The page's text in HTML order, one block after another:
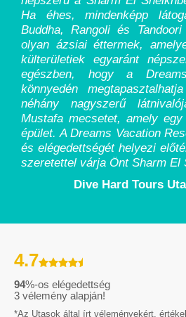
Ha éhes, mindenképp
Buddha, Rangoli és
olyan ázsiai éttermek,
külterületiek egyaránt
egészben, hogy a
könnyedén
néhány nagyszerű
Mustafa mecsetet, amely
épület. A Dreams Vacation
és elégedettségét helyezi
szeretettel várja Önt Sharm El
Dive Hard Tours
4.7
94%-os elégedettség
3 vélemény alapján!
*Az Utasok által írt véleményekért,